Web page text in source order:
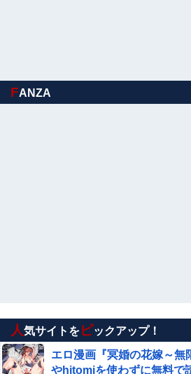
FANZA
人気サイトをピックアップ！
エロ漫画『冥婚の花嫁～無
やhitomiを使わずに無料で